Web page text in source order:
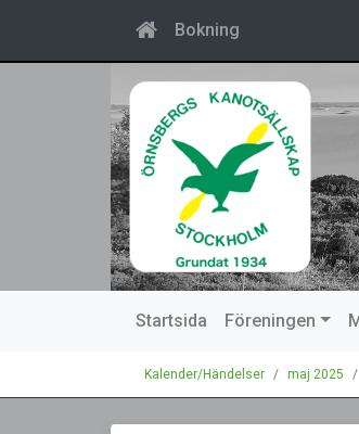
Bokning
Startsida Föreningen
Kalender/Händelser maj 2025